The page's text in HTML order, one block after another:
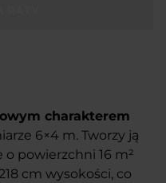
charakterem
6×4 m. Tworzy ją
powierzchni 16 m²
cm wysokości, co